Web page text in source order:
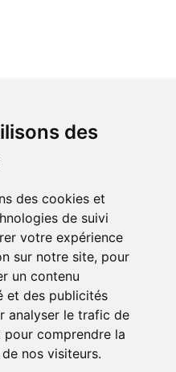
des
des cookies et
de suivi
votre expérience
sur notre site, pour
un contenu
et des publicités
analyser le trafic de
comprendre la
nos visiteurs.
Moyens de paiement
Retrait / Livraison
Retrait à la pharmacie en Click
Livraison cyclo-urbaines à Liège
avec :